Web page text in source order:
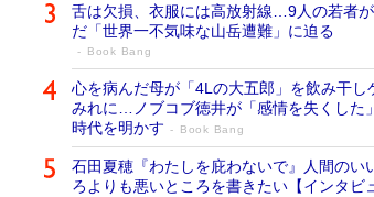
舌は欠損、衣服には高放射線…9人の若者
だ「世界一不気味な山岳遭難」に迫る
Book Bang
心を病んだ母が「4Lの大五郎」を飲み干し
みれに…ノブコブ徳井が「感情を失くした
時代を明かす
Book Bang
石田夏穂『わたしを庇わないで』人間のい
ろよりも悪いところを書きたい【インタビ